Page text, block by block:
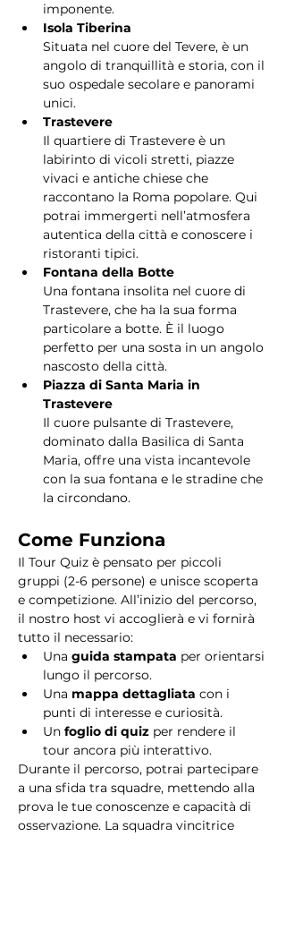
imponente.
Isola Tiberina
Situata nel cuore del Tevere, è un
angolo di tranquillità e storia, con il
suo ospedale secolare e panorami
unici.
Trastevere
Il quartiere di Trastevere è un
labirinto di vicoli stretti, piazze
vivaci e antiche chiese che
raccontano la Roma popolare. Qui
potrai immergerti nell’atmosfera
autentica della città e conoscere i
ristoranti tipici.
Fontana della Botte
Una fontana insolita nel cuore di
Trastevere, che ha la sua forma
particolare a botte. È il luogo
perfetto per una sosta in un angolo
nascosto della città.
Piazza di Santa Maria in
Trastevere
Il cuore pulsante di Trastevere,
dominato dalla Basilica di Santa
Maria, offre una vista incantevole
con la sua fontana e le stradine che
la circondano.
Come Funziona
Il Tour Quiz è pensato per piccoli
gruppi (2-6 persone) e unisce scoperta
e competizione. All’inizio del percorso,
il nostro host vi accoglierà e vi fornirà
tutto il necessario:
Una guida stampata per orientarsi
lungo il percorso.
Una mappa dettagliata con i
punti di interesse e curiosità.
Un foglio di quiz per rendere il
tour ancora più interattivo.
Durante il percorso, potrai partecipare
a una sfida tra squadre, mettendo alla
prova le tue conoscenze e capacità di
osservazione. La squadra vincitrice